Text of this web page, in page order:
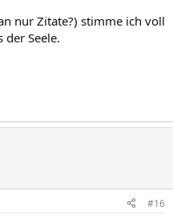
nur Zitate?) stimme ich voll
Seele.
#16